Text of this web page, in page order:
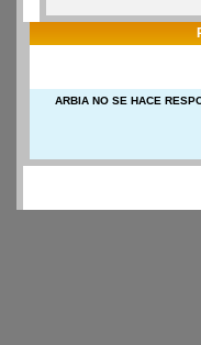
ARBIA NO SE HACE